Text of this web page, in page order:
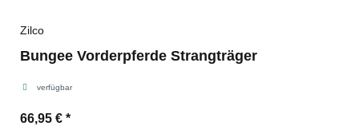
Zilco
Bungee Vorderpferde Strangträger
verfügbar
66,95 € *